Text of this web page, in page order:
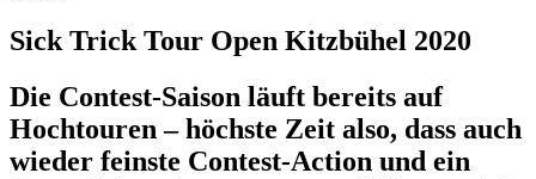
Sick Trick Tour Open Kitzbühel 2020
Die Contest-Saison läuft bereits auf
Hochtouren – höchste Zeit also, dass auch
wieder feinste Contest-Action und ein